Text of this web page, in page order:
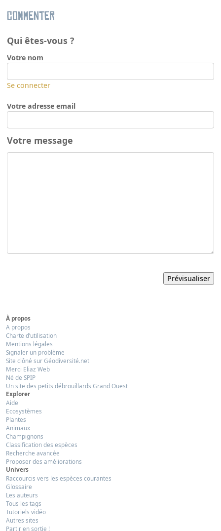
Commenter
Qui êtes-vous ?
Votre nom
Se connecter
Votre adresse email
Votre message
À propos
A propos
Charte d’utilisation
Mentions légales
Signaler un problème
Site clôné sur Géodiversité.net
Merci Eliaz Web
Né de SPIP
Un site des petits débrouillards Grand Ouest
Explorer
Aide
Ecosystèmes
Plantes
Animaux
Champignons
Classification des espèces
Recherche avancée
Proposer des améliorations
Univers
Raccourcis vers les espèces courantes
Glossaire
Les auteurs
Tous les tags
Tutoriels vidéo
Autres sites
Partir en sortie !